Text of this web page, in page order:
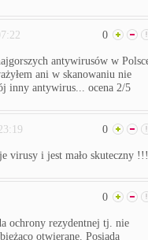
0
antywirusów w
ani w skanowaniu nie
inny antywirus... ocena 2/5
0
virusy i jest mało skuteczny !!!
0
ochrony rezydentnej tj. nie
otwierane. Posiada